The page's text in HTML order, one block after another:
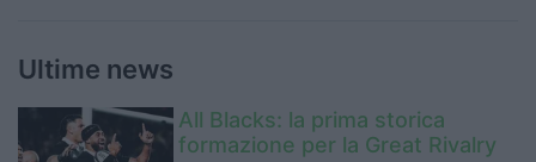
Ultime news
All Blacks: la prima storica
formazione per la Great Rivalry